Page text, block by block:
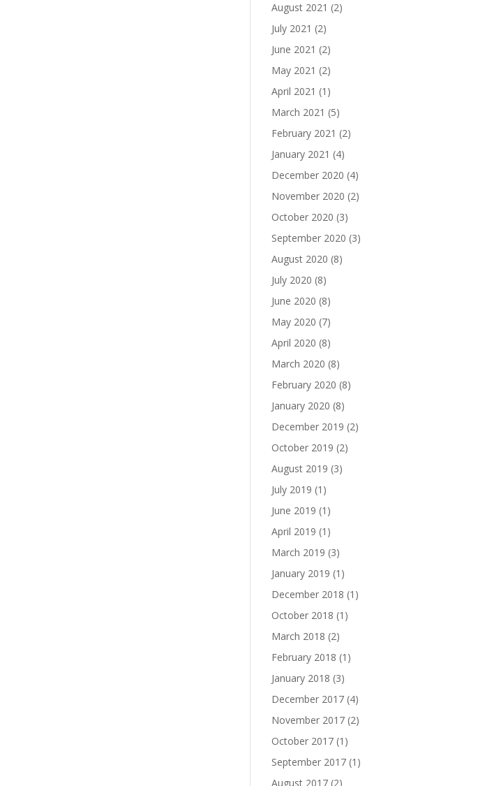
August 2021 (2)
July 2021 (2)
June 2021 (2)
May 2021 (2)
April 2021 (1)
March 2021 (5)
February 2021 (2)
January 2021 (4)
December 2020 (4)
November 2020 (2)
October 2020 (3)
September 2020 (3)
August 2020 (8)
July 2020 (8)
June 2020 (8)
May 2020 (7)
April 2020 (8)
March 2020 (8)
February 2020 (8)
January 2020 (8)
December 2019 (2)
October 2019 (2)
August 2019 (3)
July 2019 (1)
June 2019 (1)
April 2019 (1)
March 2019 (3)
January 2019 (1)
December 2018 (1)
October 2018 (1)
March 2018 (2)
February 2018 (1)
January 2018 (3)
December 2017 (4)
November 2017 (2)
October 2017 (1)
September 2017 (1)
August 2017 (2)